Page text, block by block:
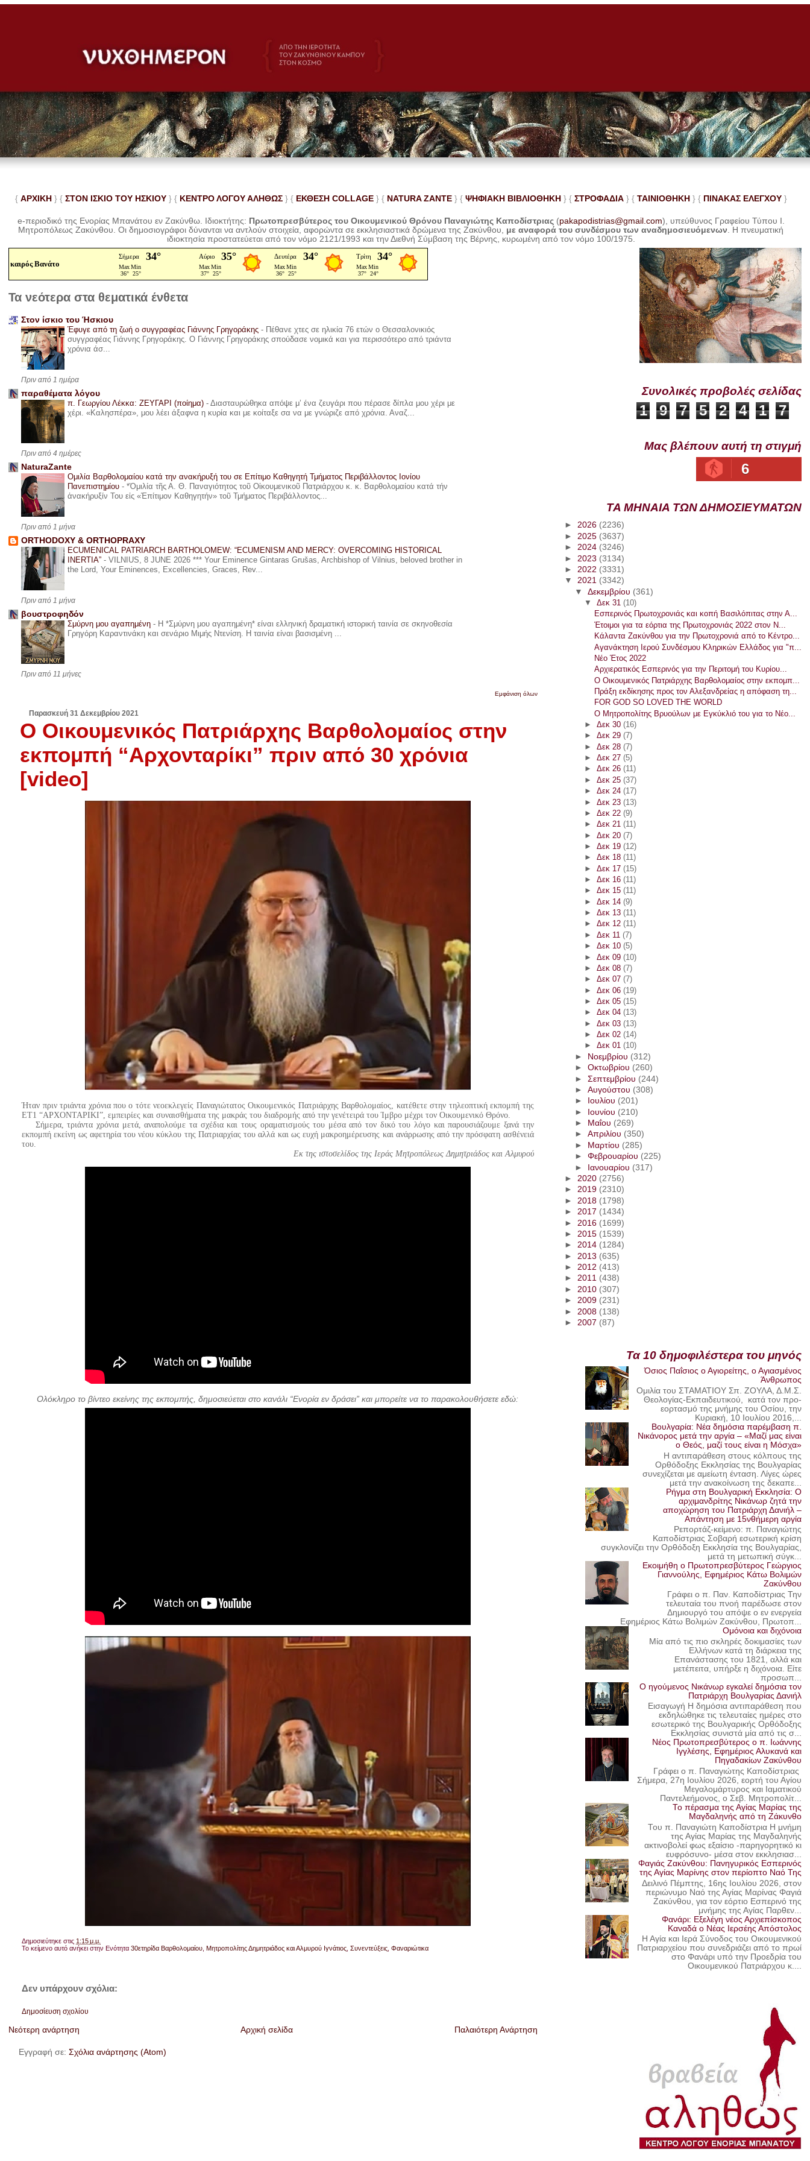
{ ΑΡΧΙΚΗ } { ΣΤΟΝ ΙΣΚΙΟ ΤΟΥ ΗΣΚΙΟΥ } { ΚΕΝΤΡΟ ΛΟΓΟΥ ΑΛΗΘΩΣ } { ΕΚΘΕΣΗ COLLAGE }{ NATURA ZANTE} { ΨΗΦΙΑΚΗ ΒΙΒΛΙΟΘΗΚΗ } { ΣΤΡΟΦΑΔΙΑ } { ΤΑΙΝΙΟΘΗΚΗ } { ΠΙΝΑΚΑΣ ΕΛΕΓΧΟΥ}
e-περιοδικό της Ενορίας Μπανάτου εν Ζακύνθω. Ιδιοκτήτης: Πρωτοπρεσβύτερος του Οικουμενικού Θρόνου Παναγιώτης Καποδίστριας (pakapodistrias@gmail.com), υπεύθυνος Γραφείου Τύπου Ι.
Μητροπόλεως Ζακύνθου.Οι δημοσιογράφοι δύνανται να αντλούν στοιχεία, αφορώντα σε εκκλησιαστικά δρώμενα της Ζακύνθου, με αναφορά του συνδέσμου των αναδημοσιευόμενων . Ηπνευματική
ιδιοκτησία προστατεύεται από τον νόμο 2121/1993 και την Διεθνή Σύμβαση της Βέρνης, κυρωμένη από τον νόμο 100/1975.
καιρός Βανάτο
Τα νεότερα στα θεματικά ένθετα
Στον ίσκιο του Ήσκιου
Έφυγε από τη ζωή ο συγγραφέας Γιάννης Γρηγοράκης - Πέθανε χτες σε ηλικία 76 ετών ο Θεσσαλονικιός
συγγραφέας Γιάννης Γρηγοράκης. Ο Γιάννης Γρηγοράκης σπούδασε νομικά και για περισσότερο από τριάντα
χρόνια άσ...
Πριν από 1 ημέρα
παραθέματα λόγου
π. Γεωργίου Λέκκα: ΖΕΥΓΑΡΙ (ποίημα) - Διασταυρώθηκα απόψε μ’ ένα ζευγάρι που πέρασε δίπλα μου χέρι με
χέρι. «Καλησπέρα», μου λέει άξαφνα η κυρία και με κοίταξε σα να με γνώριζε από χρόνια. Αναζ...
Πριν από 4 ημέρες
NaturaZante
Ομιλία Βαρθολομαίου κατά την ανακήρυξή του σε Επίτιμο Καθηγητή Τμήματος Περιβάλλοντος Ιονίου
Πανεπιστημίου - *Ὁμιλία τῆς Α. Θ. Παναγιότητος τοῦ Οἰκουμενικοῦ Πατριάρχου κ. κ. Βαρθολομαίου κατά τήν
ἀνακήρυξίν Του εἰς «Ἐπίτιμον Καθηγητήν» τοῦ Τμήματος Περιβάλλοντος...
Πριν από 1 μήνα
ORTHODOXY & ORTHOPRAXY
ECUMENICAL PATRIARCH BARTHOLOMEW: “ECUMENISM AND MERCY: OVERCOMING HISTORICAL
INERTIA” - VILNIUS, 8 JUNE 2026 *** Your Eminence Gintaras Grušas, Archbishop of Vilnius, beloved brother in
the Lord, Your Eminences, Excellencies, Graces, Rev...
Πριν από 1 μήνα
βουστροφηδόν
Σμύρνη μου αγαπημένη - Η *Σμύρνη μου αγαπημένη* είναι ελληνική δραματική ιστορική ταινία σε σκηνοθεσία
Γρηγόρη Καραντινάκη και σενάριο Μιμής Ντενίση. Η ταινία είναι βασισμένη ...
Πριν από 11 μήνες
Εμφάνιση όλων
Παρασκευή 31 Δεκεμβρίου 2021
Ο Οικουμενικός Πατριάρχης Βαρθολομαίος στην
εκπομπή “Αρχονταρίκι” πριν από 30 χρόνια
[video]
Ήταν πριν τριάντα χρόνια που ο τότε νεοεκλεγείς Παναγιώτατος Οικουμενικός Πατριάρχης Βαρθολομαίος, κατέθετε στην τηλεοπτική εκπομπή της
ΕΤ1 “ΑΡΧΟΝΤΑΡΙΚΙ”, εμπειρίες και συναισθήματα της μακράς του διαδρομής από την γενέτειρά του Ίμβρο μέχρι τον Οικουμενικό Θρόνο.
Σήμερα, τριάντα χρόνια μετά, αναπολούμε τα σχέδια και τους οραματισμούς του μέσα από τον δικό του λόγο και παρουσιάζουμε ξανά την
εκπομπή εκείνη ως αφετηρία του νέου κύκλου της Πατριαρχίας του αλλά και ως ευχή μακροημέρευσης και ανάρρωσης από την πρόσφατη ασθένειά
του.
Εκ της ιστοσελίδος της Ιεράς Μητροπόλεως Δημητριάδος και Αλμυρού
Ολόκληρο το βίντεο εκείνης της εκπομπής, δημοσιεύεται στο κανάλι “Ενορία εν δράσει” και μπορείτε να το παρακολουθήσετε εδώ:
Δημοσιεύτηκε στις 1:15 μ.μ.
Το κείμενο αυτό ανήκει στην Ενότητα30ετηρίδα Βαρθολομαίου Μητροπολίτης Δημητριάδος και Αλμυρού Ιγνάτιος ,Συνεντεύξεις ,Φαναριώτικα
Δεν υπάρχουν σχόλια:
Δημοσίευση σχολίου
Νεότερη ανάρτηση Παλαιότερη Ανάρτηση
Αρχική σελίδα
Εγγραφή σε:Σχόλια ανάρτησης (Atom)
Συνολικές προβολές σελίδας
1 9 7 5 2 4 1 7
Μας βλέπουν αυτή τη στιγμή
6
ΤΑ ΜΗΝΑΙΑ ΤΩΝ ΔΗΜΟΣΙΕΥΜΑΤΩΝ
►2026 (2236)
► 2025 (3637)
►2024 (3246)
► 2023 (3134)
► 2022 (3331)
▼2021 (3342)
▼ Δεκεμβρίου (361)
▼ Δεκ 31 (10)
Εσπερινός Πρωτοχρονιάς και κοπή Βασιλόπιτας στην Α...
Έτοιμοι για τα εόρτια της Πρωτοχρονιάς 2022 στον Ν...
Κάλαντα Ζακύνθου για την Πρωτοχρονιά από το Κέντρο...
Αγανάκτηση Ιερού Συνδέσμου Κληρικών Ελλάδος για "π...
Νέο Έτος 2022
Αρχιερατικός Eσπερινός για την Περιτομή του Κυρίου...
Ο Οικουμενικός Πατριάρχης Βαρθολομαίος στην εκπομπ...
Πράξη εκδίκησης προς τον Αλεξανδρείας η απόφαση τη...
FOR GOD SO LOVED THE WORLD
Ο Μητροπολίτης Βρυούλων με Εγκύκλιό του για το Νέο...
► Δεκ 30 (16)
► Δεκ 29 (7)
► Δεκ 28 (7)
► Δεκ 27 (5)
► Δεκ 26 (11)
► Δεκ 25 (37)
► Δεκ 24 (17)
► Δεκ 23 (13)
► Δεκ 22 (9)
► Δεκ 21 (11)
► Δεκ 20 (7)
► Δεκ 19 (12)
► Δεκ 18 (11)
► Δεκ 17 (15)
► Δεκ 16 (11)
► Δεκ 15 (11)
► Δεκ 14 (9)
► Δεκ 13 (11)
► Δεκ 12 (11)
► Δεκ 11 (7)
► Δεκ 10 (5)
► Δεκ 09 (10)
► Δεκ 08 (7)
► Δεκ 07 (7)
► Δεκ 06 (19)
► Δεκ 05 (15)
► Δεκ 04 (13)
► Δεκ 03 (13)
► Δεκ 02 (14)
► Δεκ 01 (10)
►
Νοεμβρίου (312)
► Οκτωβρίου (260)
► Σεπτεμβρίου (244)
► Αυγούστου (308)
►
Ιουλίου (201)
► Ιουνίου (210)
►
Μαΐου (269)
► Απριλίου (350)
►
Μαρτίου (285)
► Φεβρουαρίου (225)
► Ιανουαρίου (317)
► 2020 (2756)
►2019 (2310)
► 2018 (1798)
►2017 (1434)
► 2016 (1699)
► 2015 (1539)
►2014 (1284)
► 2013 (635)
►2012 (413)
►2011 (438)
► 2010 (307)
►2009 (231)
► 2008 (138)
►2007 (87)
Τα 10 δημοφιλέστερα του μηνός
Όσιος Παΐσιος ο Αγιορείτης, ο Αγιασμένος
Άνθρωπος
Ομιλία του ΣΤΑΜΑΤΙΟΥ Σπ. ΖΟΥΛΑ, Δ.Μ.Σ.
Θεολογίας-Εκπαιδευτικού, κατά τον προ-
εορτασμό της μνήμης του Οσίου, την
Κυριακή, 10 Ιουλίου 2016,...
Βουλγαρία: Νέα δημόσια παρέμβαση π.
Νικάνορος μετά την αργία – «Μαζί μας είναι
ο Θεός, μαζί τους είναι η Μόσχα»
Η αντιπαράθεση στους κόλπους της
Ορθόδοξης Εκκλησίας της Βουλγαρίας
συνεχίζεται με αμείωτη ένταση. Λίγες ώρες
μετά την ανακοίνωση της δεκαπε...
Ρήγμα στη Βουλγαρική Εκκλησία: Ο
αρχιμανδρίτης Νικάνωρ ζητά την
αποχώρηση του Πατριάρχη Δανιήλ –
Απάντηση με 15νθήμερη αργία
Ρεπορτάζ-κείμενο: π. Παναγιώτης
Καποδίστριας Σοβαρή εσωτερική κρίση
συγκλονίζει την Ορθόδοξη Εκκλησία της Βουλγαρίας,
μετά τη μετωπική σύγκ...
Εκοιμήθη ο Πρωτοπρεσβύτερος Γεώργιος
Γιαννούλης, Εφημέριος Κάτω Βολιμών
Ζακύνθου
Γράφει ο π. Παν. Καποδίστριας Την
τελευταία του πνοή παρέδωσε στον
Δημιουργό του απόψε ο εν ενεργεία
Εφημέριος Κάτω Βολιμών Ζακύνθου, Πρωτοπ...
Ομόνοια και διχόνοια
Μία από τις πιο σκληρές δοκιμασίες των
Ελλήνων κατά τη διάρκεια της
Επανάστασης του 1821, αλλά και
μετέπειτα, υπήρξε η διχόνοια. Είτε
προσωπ...
Ο ηγούμενος Νικάνωρ εγκαλεί δημόσια τον
Πατριάρχη Βουλγαρίας Δανιήλ
Εισαγωγή Η δημόσια αντιπαράθεση που
εκδηλώθηκε τις τελευταίες ημέρες στο
εσωτερικό της Βουλγαρικής Ορθόδοξης
Εκκλησίας συνιστά μία από τις σ...
Νέος Πρωτοπρεσβύτερος ο π. Ιωάννης
Ιγγλέσης, Εφημέριος Αλυκανά και
Πηγαδακίων Ζακύνθου
Γράφει ο π. Παναγιώτης Καποδίστριας
Σήμερα, 27η Ιουλίου 2026, εορτή του Αγίου
Μεγαλομάρτυρος και Ιαματικού
Παντελεήμονος, ο Σεβ. Μητροπολίτ...
Το πέρασμα της Αγίας Μαρίας της
Μαγδαληνής από τη Ζάκυνθο
Του π. Παναγιώτη Καποδίστρια Η μνήμη
της Αγίας Μαρίας της Μαγδαληνής
ακτινοβολεί φως εξαίσιο -παρηγορητικό κι
ευφρόσυνο- μέσα στον εκκλησιασ...
Φαγιάς Ζακύνθου: Πανηγυρικός Εσπερινός
της Αγίας Μαρίνης στον περίοπτο Ναό Της
Δειλινό Πέμπτης, 16ης Ιουλίου 2026, στον
περιώνυμο Ναό της Αγίας Μαρίνας Φαγιά
Ζακύνθου, για τον εόρτιο Εσπερινό της
μνήμης της Αγίας Παρθεν...
Φανάρι: Εξελέγη νέος Αρχιεπίσκοπος
Καναδά ο Νέας Ιερσέης Απόστολος
Η Αγία και Ιερά Σύνοδος του Οικουμενικού
Πατριαρχείου που συνεδριάζει από το πρωί
στο Φανάρι υπό την Προεδρία του
Οικουμενικού Πατριάρχου κ....